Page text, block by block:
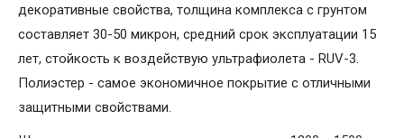
декоративные свойства, толщина комплекса с грунтом
составляет 30-50 микрон, средний срок эксплуатации 15
лет, стойкость к воздействую ультрафиолета - RUV-3.
Полиэстер - самое экономичное покрытие с отличными
защитными свойствами.